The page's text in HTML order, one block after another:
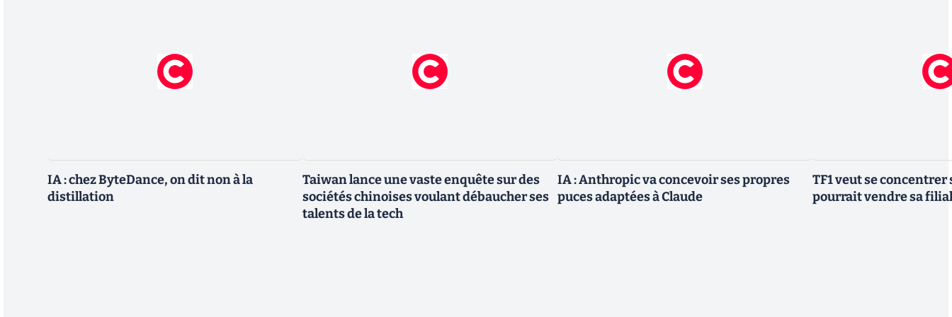
IA : chez ByteDance, on dit non à la
distillation
Taiwan lance une vaste enquête sur des
sociétés chinoises voulant débaucher ses
talents de la tech
IA : Anthropic va concevoir ses propres
puces adaptées à Claude
TF1 veut se
pourrait vendre sa